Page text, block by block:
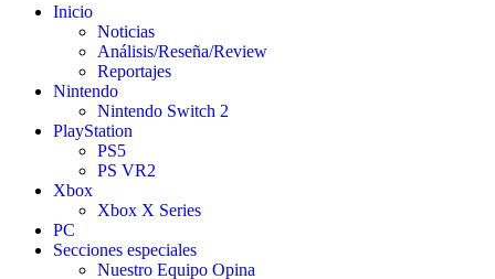
Inicio
Noticias
Análisis/Reseña/Review
Reportajes
Nintendo
Nintendo Switch 2
PlayStation
PS5
PS VR2
Xbox
Xbox X Series
PC
Secciones especiales
Nuestro Equipo Opina